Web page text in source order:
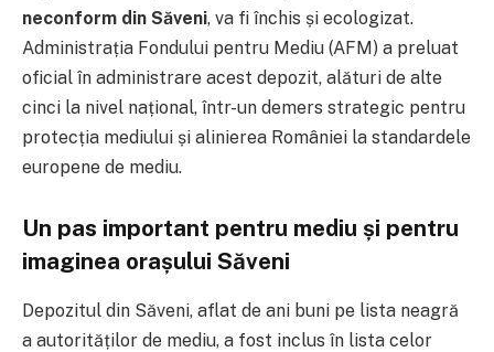
neconform din Săveni, va fi închis și ecologizat.
Administrația Fondului pentru Mediu (AFM) a preluat
oficial în administrare acest depozit, alături de alte
cinci la nivel național, într-un demers strategic pentru
protecția mediului și alinierea României la standardele
europene de mediu.
Un pas important pentru mediu și pentru
imaginea orașului Săveni
Depozitul din Săveni, aflat de ani buni pe lista neagră
a autorităților de mediu, a fost inclus în lista celor